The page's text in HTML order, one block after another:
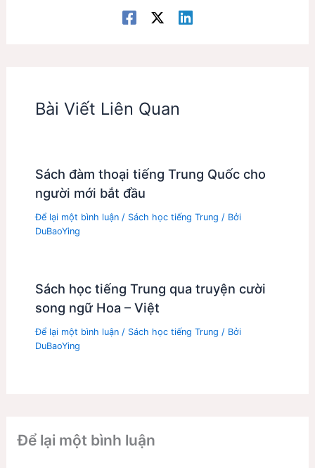
Bài Viết Liên Quan
Sách đàm thoại tiếng Trung Quốc cho
người mới bắt đầu
Để lại một bình luận / Sách học tiếng Trung / Bởi
DuBaoYing
Sách học tiếng Trung qua truyện cười
song ngữ Hoa – Việt
Để lại một bình luận / Sách học tiếng Trung / Bởi
DuBaoYing
Để lại một bình luận